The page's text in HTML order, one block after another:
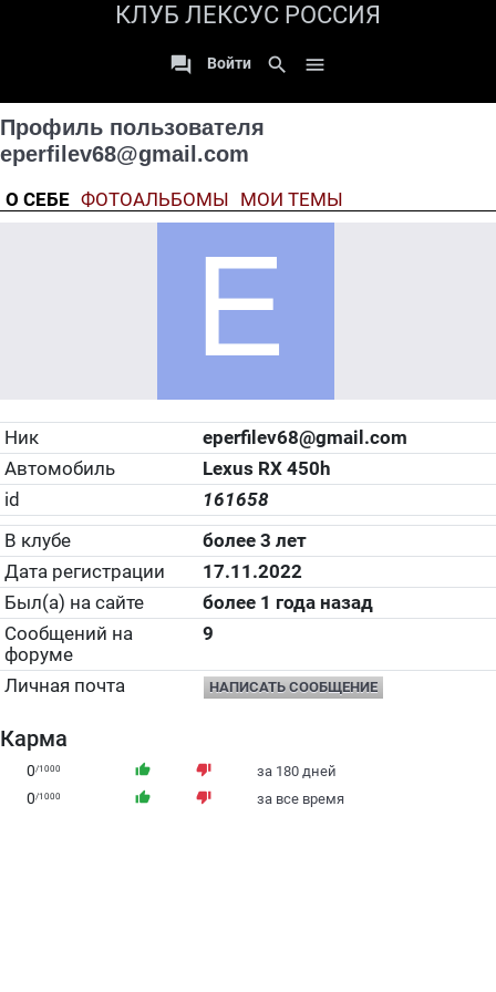
КЛУБ ЛЕКСУС РОССИЯ
 Войти search 
Профиль пользователя
eperfilev68@gmail.com
О СЕБЕ ФОТОАЛЬБОМЫ МОИ ТЕМЫ
Ник
eperfilev68@gmail.com
Автомобиль
Lexus RX 450h
id
161658
В клубе
более 3 лет
Дата регистрации
17.11.2022
Был(а) на сайте
более 1 года назад
Сообщений на
форуме
9
Личная почта НАПИСАТЬ СООБЩЕНИЕ
Карма
0/1000 thumb_up thumb_down за 180 дней
0/1000 thumb_up thumb_down за все время